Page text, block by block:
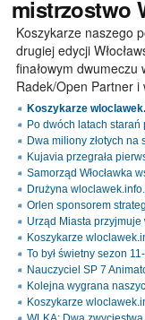
mistrzostwo
Koszykarze naszego
drugiej edycji
finałowym dwumeczu
Radek/Open Partner i
Koszykarze
Po dwóch latach starań
Dwa miliony złotych na
Kujavia przegrała
Samorząd Włocławka
Drużyna
Orlen sponsorem
Urząd Miasta
Koszykarze
To był świetny sezon
Nauczyciel SP 7
Kolejna wygrana
Koszykarze